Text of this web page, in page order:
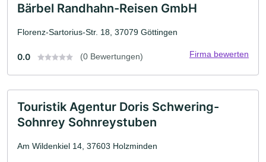
Bärbel Randhahn-Reisen GmbH
Florenz-Sartorius-Str. 18, 37079 Göttingen
0.0 (0 Bewertungen) Firma bewerten
Touristik Agentur Doris Schwering-
Sohnrey Sohnreystuben
Am Wildenkiel 14, 37603 Holzminden